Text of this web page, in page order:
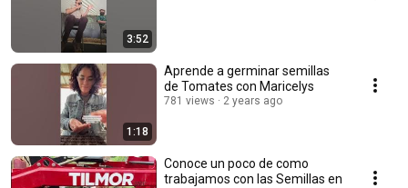
3:52
1:18
Aprende a germinar semillas
de Tomates con Maricelys
781 views 2 years ago
Conoce un poco de como
trabajamos con las Semillas en